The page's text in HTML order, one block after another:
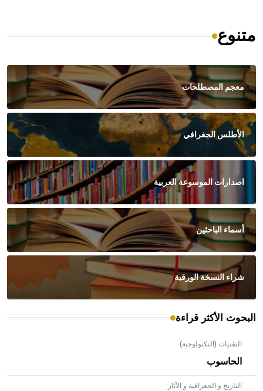
متنوع
معجم المصطلحات
الأطلس الجغرافي
اصدارات الموسوعة العربية
أسماء الباحثين
شراء النسخة الورقية
البحوث الأكثر قراءة
التقنيات (التكنولوجية)
الحاسوب
التاريخ و الجغرافية و الآثار